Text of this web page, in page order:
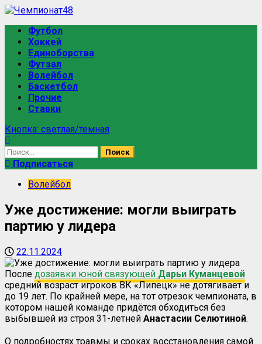
Футбол
Хоккей
Единоборства
Футзал
Волейбол
Баскетбол
Прочие
Ставки
Кнопка: светлая/темная
Подписаться
Волейбол
Уже достижение: могли выиграть
партию у лидера
22.11.2024
После дозаявки юной связующей Дарьи Куманцевой
средний возраст игроков ВК «Липецк» не дотягивает и
до 19 лет. По крайней мере, на тот отрезок чемпионата, в
котором нашей команде придётся обходиться без
выбывшей из строя 31-летней Анастасии Селютиной.
О подробностях травмы и сроках восстановления самой